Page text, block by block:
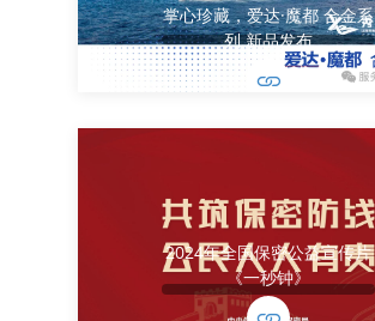
掌心珍藏，爱达·魔都 合金系
列 新品发布
2024年全国保密公益宣传片
《一秒钟》